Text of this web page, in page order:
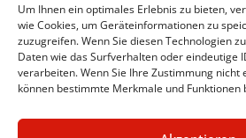
Um Ihnen ein optimales Erlebnis zu bieten,
wie Cookies, um Geräteinformationen zu
zuzugreifen. Wenn Sie diesen Technologien
Daten wie das Surfverhalten oder eindeutige
verarbeiten. Wenn Sie Ihre Zustimmung nicht
können bestimmte Merkmale und
Tel.: 043 288 38 88
Kontakt Zürich
Bewerbung Zürich